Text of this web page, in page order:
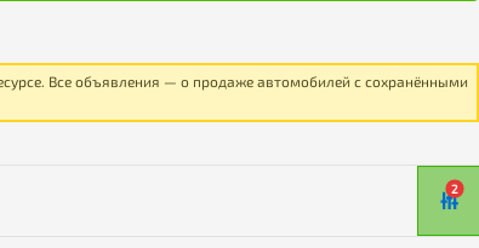
Все объявления — о продаже автомобилей с сохранёнными
2